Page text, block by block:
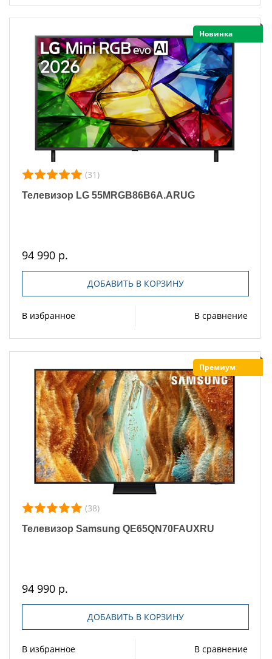
Новинка
(31)
Телевизор LG 55MRGB86B6A.ARUG
94 990 р.
ДОБАВИТЬ В КОРЗИНУ
В избранное В сравнение
Премиум
(38)
Телевизор Samsung QE65QN70FAUXRU
94 990 р.
ДОБАВИТЬ В КОРЗИНУ
В избранное В сравнение